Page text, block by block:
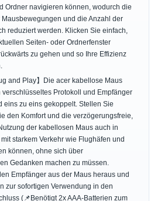
Ordner navigieren können, wodurch die
Mausbewegungen und die Anzahl der
reduziert werden. Klicken Sie einfach,
Seiten- oder Ordnerfenster
zu gehen und so Ihre Effizienz
and Play】Die acer kabellose Maus
Protokoll und Empfänger
eins zu eins gekoppelt. Stellen Sie
den Komfort und die verzögerungsfreie,
der kabellosen Maus auch in
starkem Verkehr wie Flughäfen und
können, ohne sich über
Gedanken machen zu müssen.
Empfänger aus der Maus heraus und
zur sofortigen Verwendung in den
(📌Benötigt 2x AAA-Batterien zum